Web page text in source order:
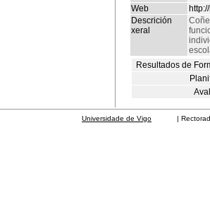
Web
Descrición
xeral
Resultados de
Universidade de Vigo | Rectorado |